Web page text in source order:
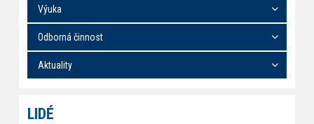
Výuka
Odborná činnost
Aktuality
LIDÉ